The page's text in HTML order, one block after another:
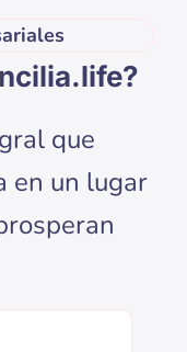
que
en un lugar